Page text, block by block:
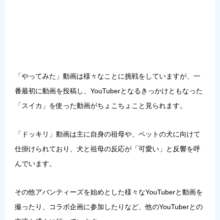
「やってみた」動画は様々なことに挑戦をしていますが、一
番最初に動画を投稿し、YouTuberとなるきっかけともなった
「スイカ」を使った動画がちょこちょこと見られます。
「ドッキリ」動画は主に自身の祖母や、ペットの犬に向けて
仕掛けられており、犬と祖母の反応が「可愛い」と反響を呼
んでいます。
その他アバンティーズを始めとした様々なYouTuberと動画を
撮ったり、コラボ企画に参加したりなど、他のYouTuberとの